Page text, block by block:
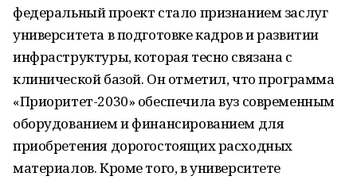
федеральный проект стало признанием заслуг
университета в подготовке кадров и развитии
инфраструктуры, которая тесно связана с
клинической базой. Он отметил, что программа
«Приоритет-2030» обеспечила вуз современным
оборудованием и финансированием для
приобретения дорогостоящих расходных
материалов. Кроме того, в университете